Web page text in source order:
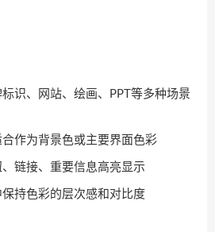
识、网站、绘画、PPT等多种场景
作为背景色或主要界面色彩
链接、重要信息高亮显示
持色彩的层次感和对比度